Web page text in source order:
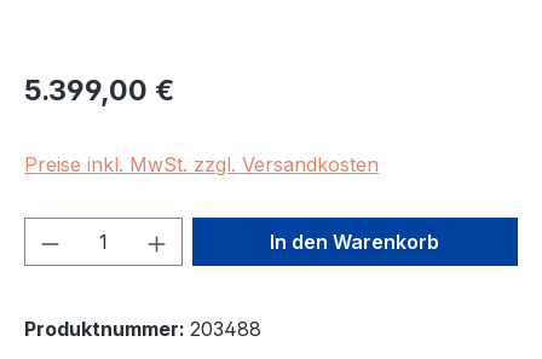
Regulärer Preis:
5.399,00 €
Preise inkl. MwSt. zzgl. Versandkosten
Produkt Anzahl: Gib denIn den Warenkorb
Produktnummer: 203488